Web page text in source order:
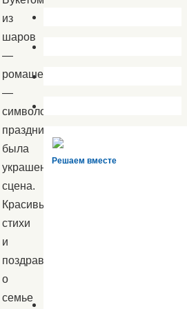
из
шаров
—
ромашек
—
символов
праздника,
была
украшена
сцена.
Красивые
стихи
и
поздравления
о
семье
Решаем вместе